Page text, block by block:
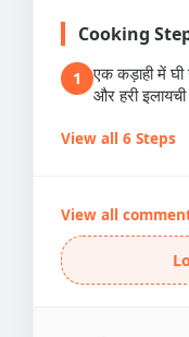
Cooking
1
एक कड़ाही में
और हरी
View all 6 Steps
View all